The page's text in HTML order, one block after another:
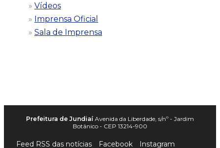
Vídeos
Imprensa Oficial
Sala de Imprensa
Prefeitura de Jundiaí Avenida da Liberdade, s/nº - Jardim
Botânico - CEP 13214-900
Feed RSS das notícias Facebook
Instagram